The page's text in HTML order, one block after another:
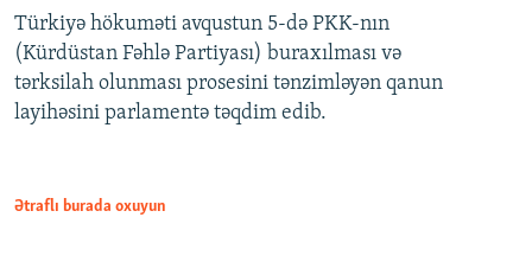
Auto 240p 360p 480p
720p 1080p
360p
480p
Türkiyə hökuməti avqustun 5-də PKK-nın
(Kürdüstan Fəhlə Partiyası) buraxılması və
tərksilah olunması prosesini tənzimləyən qanun
layihəsini parlamentə təqdim edib.
Ətraflı burada oxuyun